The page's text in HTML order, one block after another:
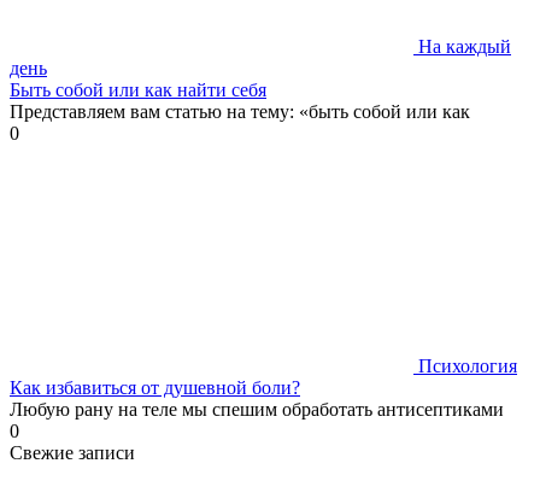
На каждый
день
Быть собой или как найти себя
Представляем вам статью на тему: «быть собой или как
0
Психология
Как избавиться от душевной боли?
Любую рану на теле мы спешим обработать антисептиками
0
Свежие записи